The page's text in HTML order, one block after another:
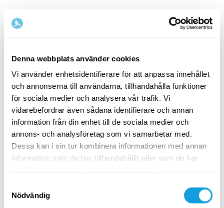
Denna webbplats använder cookies
Vi använder enhetsidentifierare för att anpassa innehållet
och annonserna till användarna, tillhandahålla funktioner
för sociala medier och analysera vår trafik. Vi
vidarebefordrar även sådana identifierare och annan
information från din enhet till de sociala medier och
annons- och analysföretag som vi samarbetar med.
Dessa kan i sin tur kombinera informationen med annan
information som du har tillhandahållit eller som de har
Nödvändig
Svenska
Steg1/2
Börja med att fylla i namn och e-postadress
Förnamn Efternamn
E-postadress